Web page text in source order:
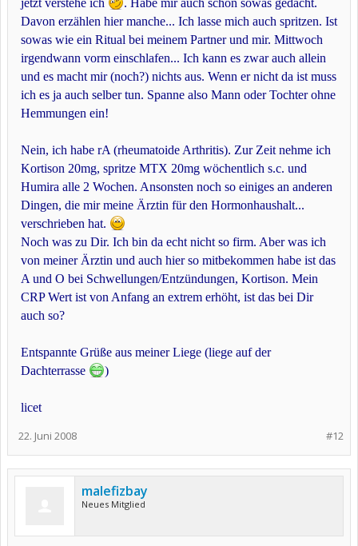
jetzt verstehe ich
. Habe mir auch schon sowas gedacht.
Davon erzählen hier manche... Ich lasse mich auch spritzen. Ist
sowas wie ein Ritual bei meinem Partner und mir. Mittwoch
irgendwann vorm einschlafen... Ich kann es zwar auch allein
und es macht mir (noch?) nichts aus. Wenn er nicht da ist muss
ich es ja auch selber tun. Spanne also Mann oder Tochter ohne
Hemmungen ein!
Nein, ich habe rA (rheumatoide Arthritis). Zur Zeit nehme ich
Kortison 20mg, spritze MTX 20mg wöchentlich s.c. und
Humira alle 2 Wochen. Ansonsten noch so einiges an anderen
Dingen, die mir meine Ärztin für den Hormonhaushalt...
verschrieben hat.
Noch was zu Dir. Ich bin da echt nicht so firm. Aber was ich
von meiner Ärztin und auch hier so mitbekommen habe ist das
A und O bei Schwellungen/Entzündungen, Kortison. Mein
CRP Wert ist von Anfang an extrem erhöht, ist das bei Dir
auch so?
Entspannte Grüße aus meiner Liege (liege auf der
Dachterrasse
)
licet
#12
22. Juni 2008
malefizbay
Neues Mitglied